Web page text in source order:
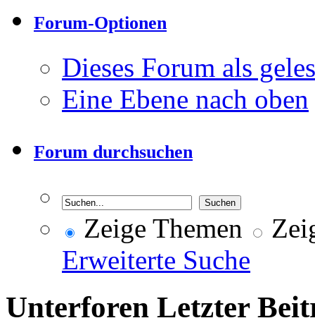
Forum-Optionen
Dieses Forum als
Eine Ebene nach oben
Forum durchsuchen
Zeige Themen
Erweiterte Suche
Unterforen Letzter